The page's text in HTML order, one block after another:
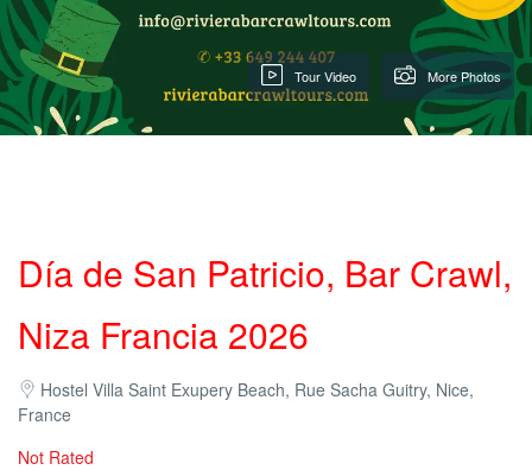
Tour Video More Photos
Día de San Patricio, Bar Crawl,
Niza Francia 2026
Hostel Villa Saint Exupery Beach, Rue Sacha Guitry, Nice,
France
Not Rated